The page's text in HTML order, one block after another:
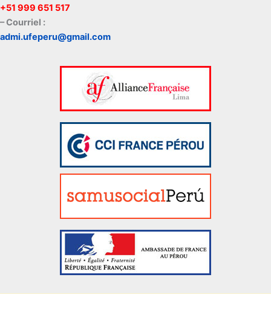
+51 999 651 517
– Courriel :
admi.ufeperu@gmail.com